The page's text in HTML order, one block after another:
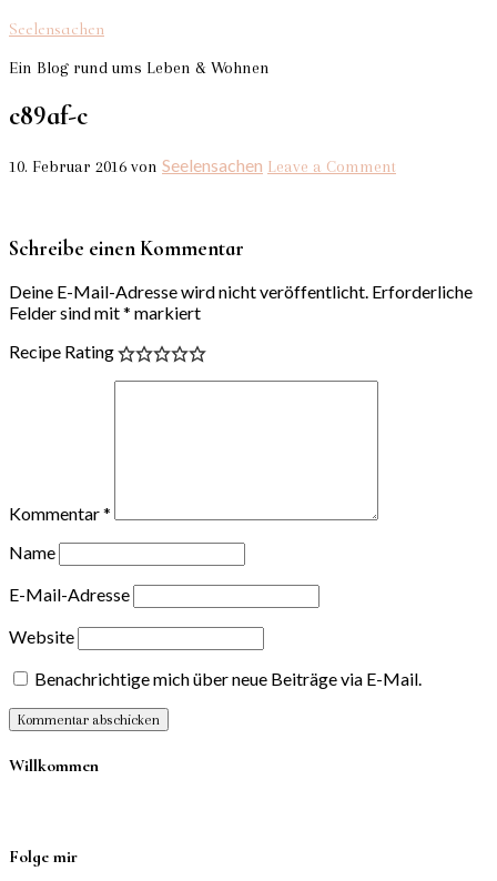
Seelensachen
Ein Blog rund ums Leben & Wohnen
c89af-c
10. Februar 2016 von Seelensachen Leave a Comment
Schreibe einen Kommentar
Deine E-Mail-Adresse wird nicht veröffentlicht. Erforderliche
Felder sind mit* markiert
Recipe Rating
Kommentar*
Name
E-Mail-Adresse
Website
Benachrichtige mich über neue Beiträge via E-Mail.
Willkommen
Folge mir